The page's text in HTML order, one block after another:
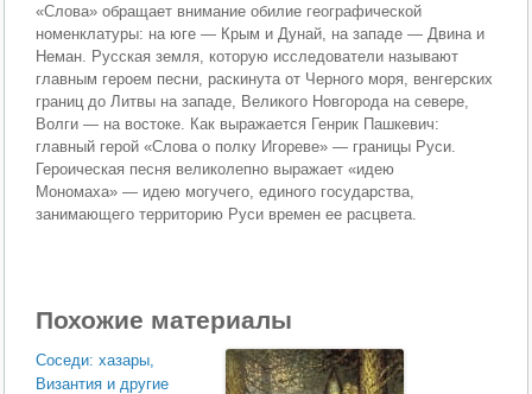
«Слова» обращает внимание обилие географической
номенклатуры: на юге — Крым и Дунай, на западе — Двина и
Неман. Русская земля, которую исследователи называют
главным героем песни, раскинута от Черного моря, венгерских
границ до Литвы на западе, Великого Новгорода на севере,
Волги — на востоке. Как выражается Генрик Пашкевич:
главный герой «Слова о полку Игореве» — границы Руси.
Героическая песня великолепно выражает «идею
Мономаха» — идею могучего, единого государства,
занимающего территорию Руси времен ее расцвета.
Похожие материалы
Соседи: хазары,
Византия и другие